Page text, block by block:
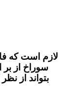
سوراخ از بر
بتواند از